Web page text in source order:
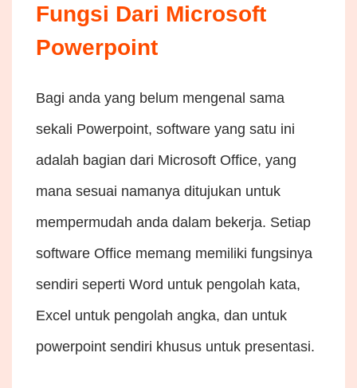
Fungsi Dari Microsoft
Powerpoint
Bagi anda yang belum mengenal sama
sekali Powerpoint, software yang satu ini
adalah bagian dari Microsoft Office, yang
mana sesuai namanya ditujukan untuk
mempermudah anda dalam bekerja. Setiap
software Office memang memiliki fungsinya
sendiri seperti Word untuk pengolah kata,
Excel untuk pengolah angka, dan untuk
powerpoint sendiri khusus untuk presentasi.